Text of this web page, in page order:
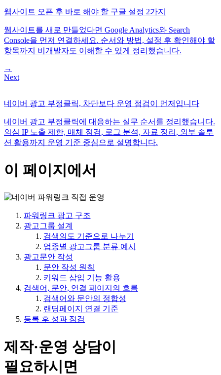
웹사이트 오픈 후 바로 해야 할 구글 설정 2가지
웹사이트를 새로 만들었다면 Google Analytics와 Search
Console을 먼저 연결하세요. 순서와 방법, 설정 후 확인해야 할
항목까지 비개발자도 이해할 수 있게 정리했습니다.
→
Next
네이버 광고 부정클릭, 차단보다 운영 점검이 먼저입니다
네이버 광고 부정클릭에 대응하는 실무 순서를 정리했습니다.
의심 IP 노출 제한, 매체 점검, 로그 분석, 자료 정리, 외부 솔루
션 활용까지 운영 기준 중심으로 설명합니다.
이 페이지에서
파워링크 광고 구조
광고그룹 설계
검색의도 기준으로 나누기
업종별 광고그룹 분류 예시
광고문안 작성
문안 작성 원칙
키워드 삽입 기능 활용
검색어, 문안, 연결 페이지의 흐름
검색어와 문안의 정합성
랜딩페이지 연결 기준
등록 후 성과 점검
제작·운영 상담이
필요하시면